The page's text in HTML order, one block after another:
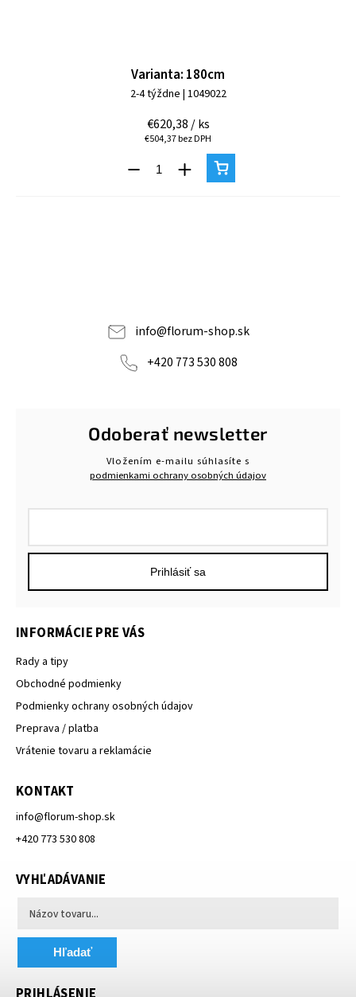
Varianta: 180cm
2-4 týždne | 1049022
€620,38 / ks
€504,37 bez DPH
info@florum-shop.sk
+420 773 530 808
Odoberať newsletter
Vložením e-mailu súhlasíte s
podmienkami ochrany osobných údajov
Prihlásiť sa
INFORMÁCIE PRE VÁS
Rady a tipy
Obchodné podmienky
Podmienky ochrany osobných údajov
Preprava / platba
Vrátenie tovaru a reklamácie
KONTAKT
info@florum-shop.sk
+420 773 530 808
VYHĽADÁVANIE
Hľadať